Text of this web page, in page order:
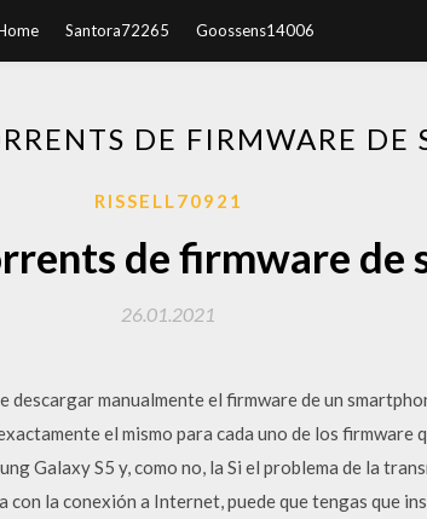
Santora72265 Goossens14006
DE FIRMWARE DE
RISSELL70921
de firmware de
26.01.2021
descargar manualmente el firmware de un
el mismo para cada uno de los firmware
Galaxy S5 y, como no, la Si el problema de la
con la conexión a Internet, puede que tengas que